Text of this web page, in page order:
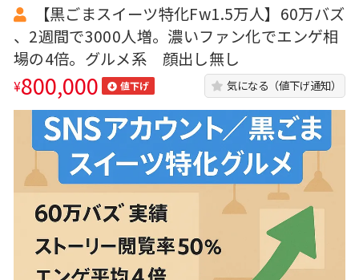
【黒ごまスイーツ特化Fw1.5万人】60万バズ
、2週間で3000人増。濃いファン化でエンゲ相
場の4倍。グルメ系 顔出し無し
¥800,000 値下げ 気になる（値下げ通知）